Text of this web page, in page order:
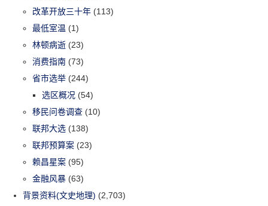
改革开放三十年 (113)
最低室温 (1)
林顿病逝 (23)
消费指南 (73)
省市选举 (244)
选区概况 (54)
移民问卷调查 (10)
联邦大选 (138)
联邦预算案 (23)
赖昌星案 (95)
金融风暴 (63)
背景资料(文史地理) (2,703)